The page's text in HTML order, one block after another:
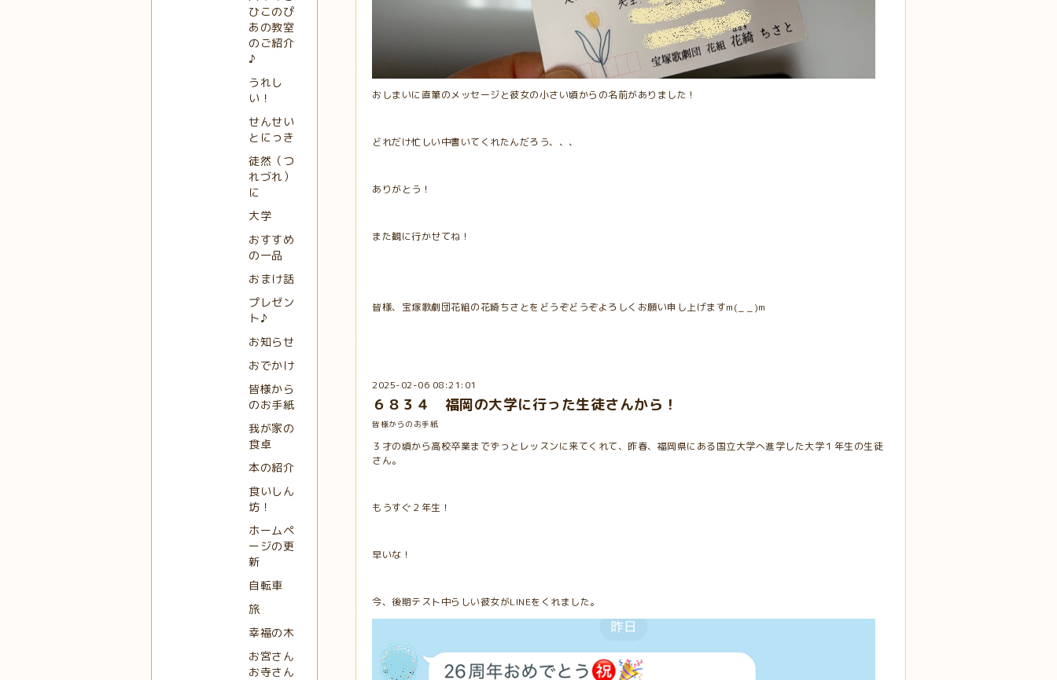
おしまいに直筆のメッセージと彼女の小さい頃からの名前がありました！
どれだけ忙しい中書いてくれたんだろう、、、
ありがとう！
また観に行かせてね！
皆様、宝塚歌劇団花組の花綺ちさとをどうぞどうぞよろしくお願い申し上げますm(_ _)m
2025-02-06 08:21:01
６８３４ 福岡の大学に行った生徒さんから！
皆様からのお手紙
３才の頃から高校卒業までずっとレッスンに来てくれて、昨春、福岡県にある国立大学へ進学した大学１年生の生徒
さん。
もうすぐ２年生！
早いな！
今、後期テスト中らしい彼女がLINEをくれました。
ひこのぴ
あの教室
のご紹介
♪
うれし
い！
せんせい
とにっき
徒然（つ
れづれ）
に
大学
おすすめ
の一品
おまけ話
プレゼン
ト♪
お知らせ
おでかけ
皆様から
のお手紙
我が家の
食卓
本の紹介
食いしん
坊！
ホームペ
ージの更
新
自転車
旅
幸福の木
お宮さん
お寺さん